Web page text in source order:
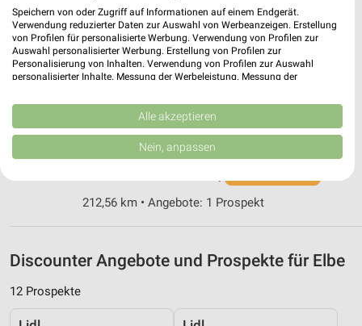
38229 Salzgitter
Heute 07:00 - 20:00 Uhr | Geschlossen
211,46 km • Angebote: 4 Prospekte
❯
PENNY Salzgitter
Reppnersche Str. 1B
38226 Salzgitter
212,56 km • Angebote: 1 Prospekt
Discounter Angebote und Prospekte für Elbe
12 Prospekte
Speichern von oder Zugriff auf Informationen auf einem Endgerät.
Verwendung reduzierter Daten zur Auswahl von Werbeanzeigen. Erstellung
von Profilen für personalisierte Werbung. Verwendung von Profilen zur
Auswahl personalisierter Werbung. Erstellung von Profilen zur
Personalisierung von Inhalten. Verwendung von Profilen zur Auswahl
personalisierter Inhalte. Messung der Werbeleistung. Messung der
Kombinationen von Daten aus verschiedenen Quellen. Entwicklung und
Verbesserung der Angebote. Verwendung reduzierter Daten zur Auswahl
von Inhalten.
Daten können außerhalb der Europäischen Union weitergegeben und in die
Website/App.
Partnerliste anzeigen (1 IAB-Anbieter)
Speichern von oder Zugriff auf Informationen
auf einem Endgerät
Verwendung reduzierter Daten zur Auswahl von
Alle akzeptieren
Nein, anpassen